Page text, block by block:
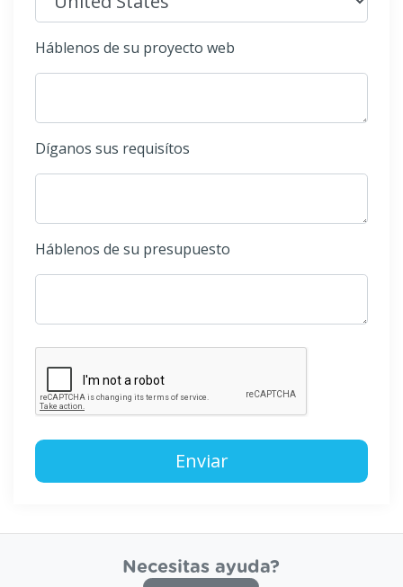
Háblenos de su proyecto web
Díganos sus requisítos
Háblenos de su presupuesto
Enviar
Necesitas ayuda?